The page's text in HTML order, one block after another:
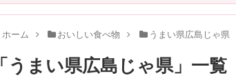
ホーム おいしい食べ物 うまい県広島じゃ県
「 うまい県広島じゃ県」 一覧